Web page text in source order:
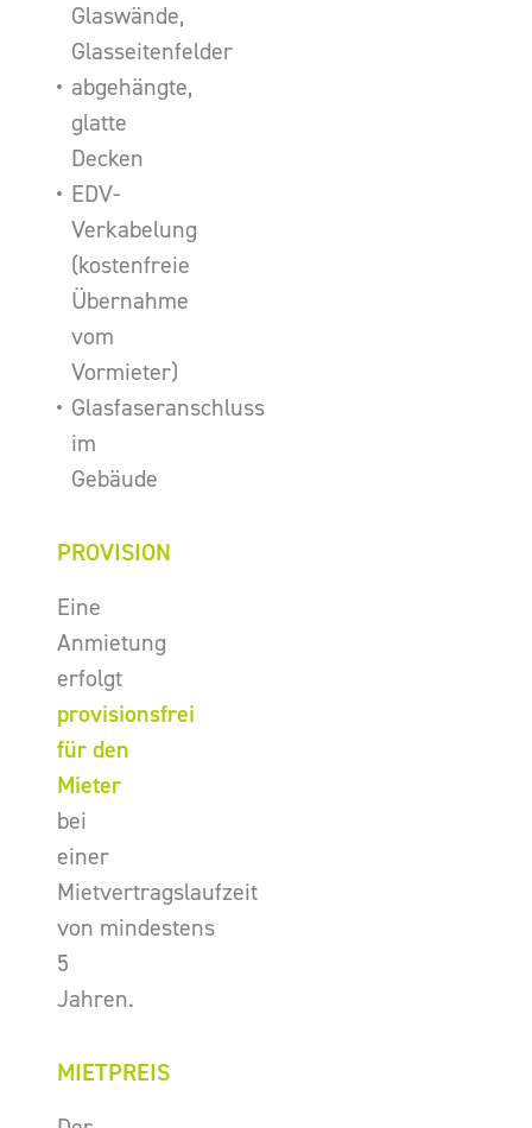
Glaswände,
Glasseitenfelder
abgehängte,
glatte
Decken
EDV-
Verkabelung
(kostenfreie
Übernahme
vom
Vormieter)
Glasfaseranschluss
im
Gebäude
PROVISION
Eine
Anmietung
erfolgt
provisionsfrei
für den
Mieter
bei
einer
Mietvertragslaufzeit
von mindestens
5
Jahren.
MIETPREIS